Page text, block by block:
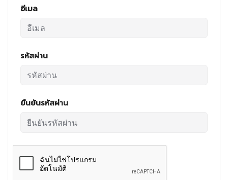
อีเมล
รหัสผ่าน
ยืนยันรหัสผ่าน